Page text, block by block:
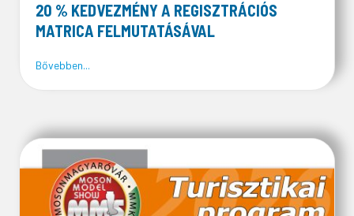
20 % KEDVEZMÉNY A REGISZTRÁCIÓS
MATRICA FELMUTATÁSÁVAL
Bővebben...